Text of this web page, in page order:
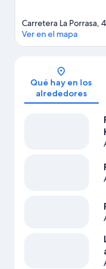
Carretera La Porrasa,
Ver en el mapa
Qué hay en los
alrededores